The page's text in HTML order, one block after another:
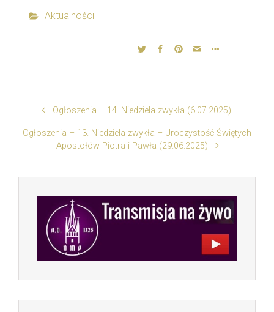
Aktualności
Ogłoszenia – 14. Niedziela zwykła (6.07.2025)
Ogłoszenia – 13. Niedziela zwykła – Uroczystość Świętych
Apostołów Piotra i Pawła (29.06.2025)